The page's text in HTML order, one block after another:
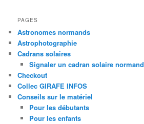
PAGES
Astronomes normands
Astrophotographie
Cadrans solaires
Signaler un cadran solaire normand
Checkout
Collec GIRAFE INFOS
Conseils sur le matériel
Pour les débutants
Pour les enfants